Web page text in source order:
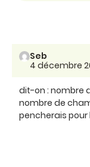
Seb
4 décembre
dit-on : nombre
nombre de
pencherais